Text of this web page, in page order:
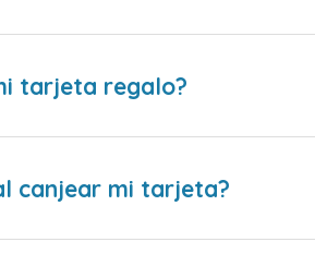
tarjeta regalo?
canjear mi tarjeta?